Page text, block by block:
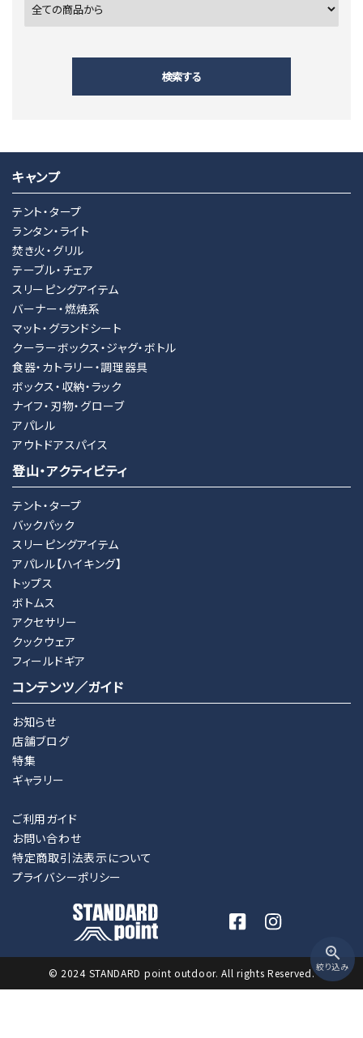
検索する
zoom_in
絞り込み
キーワード
カテゴリー
キャンプ
テント・タープ
ランタン・ライト
焚き火・グリル
テーブル・チェア
スリーピングアイテム
バーナー・燃焼系
マット・グランドシート
クーラーボックス・ジャグ・ボトル
食器・カトラリー・調理器具
ボックス・収納・ラック
ナイフ・刃物・グローブ
アパレル
アウトドアスパイス
登山・アクティビティ
テント・タープ
バックパック
スリーピングアイテム
アパレル【ハイキング】
トップス
ボトムス
アクセサリー
クックウェア
フィールドギア
コンテンツ／ガイド
お知らせ
店舗ブログ
特集
ギャラリー
ご利用ガイド
お問い合わせ
特定商取引法表示について
プライバシーポリシー
© 2024 STANDARD point outdoor. All rights Reserved.